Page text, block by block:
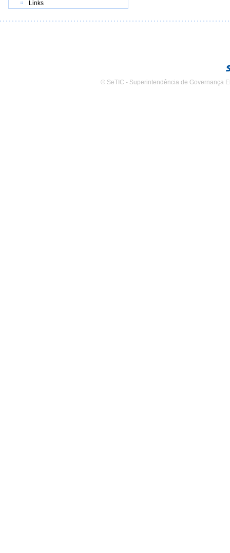
Links
© SeTIC - Superintendência de Governança